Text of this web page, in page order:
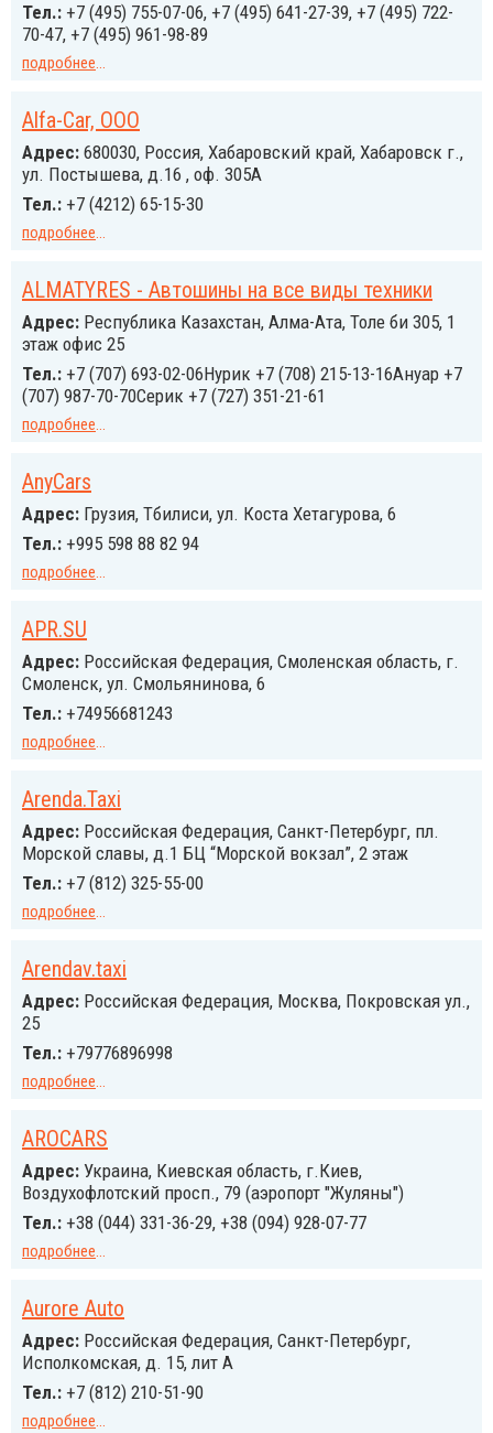
Тел.: +7 (495) 755-07-06, +7 (495) 641-27-39, +7 (495) 722-
70-47, +7 (495) 961-98-89
подробнее...
Alfa-Car, ООО
Адрес: 680030, Россия, Хабаровский край, Хабаровск г.,
ул. Постышева, д.16 , оф. 305А
Тел.: +7 (4212) 65-15-30
подробнее...
ALMATYRES - Автошины на все виды техники
Адрес: Республика Казахстан, Алма-Ата, Толе би 305, 1
этаж офис 25
Тел.: +7 (707) 693-02-06Нурик +7 (708) 215-13-16Ануар +7
(707) 987-70-70Серик +7 (727) 351-21-61
подробнее...
AnyCars
Адрес: Грузия, Тбилиси, ул. Коста Хетагурова, 6
Тел.: +995 598 88 82 94
подробнее...
APR.SU
Адрес: Российcкая Федерация, Смоленская область, г.
Смоленск, ул. Смольянинова, 6
Тел.: +74956681243
подробнее...
Arenda.Taxi
Адрес: Российcкая Федерация, Санкт-Петербург, пл.
Морской славы, д.1 БЦ “Морской вокзал”, 2 этаж
Тел.: +7 (812) 325-55-00
подробнее...
Arendav.taxi
Адрес: Российcкая Федерация, Москва, Покровская ул.,
25
Тел.: +79776896998
подробнее...
AROCARS
Адрес: Украина, Киевская область, г.Киев,
Воздухофлотский просп., 79 (аэропорт "Жуляны")
Тел.: +38 (044) 331-36-29, +38 (094) 928-07-77
подробнее...
Aurore Auto
Адрес: Российcкая Федерация, Санкт-Петербург,
Исполкомская, д. 15, лит А
Тел.: +7 (812) 210-51-90
подробнее...